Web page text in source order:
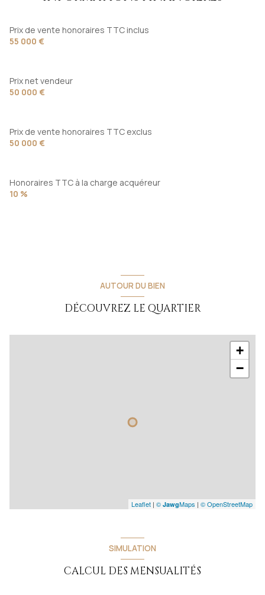
Prix de vente honoraires TTC inclus
55 000 €
Prix net vendeur
50 000 €
Prix de vente honoraires TTC exclus
50 000 €
Honoraires TTC à la charge acquéreur
10 %
AUTOUR DU BIEN
DÉCOUVREZ LE QUARTIER
+
−
Leaflet | © JawgMaps | © OpenStreetMap
SIMULATION
CALCUL DES MENSUALITÉS